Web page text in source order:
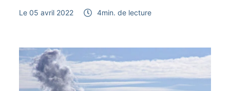
Le 05 avril 2022 4min. de lecture